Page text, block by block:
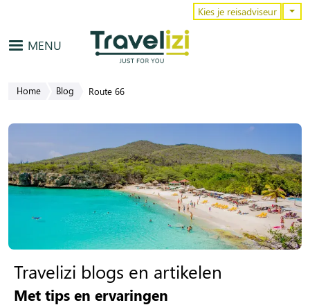
Overslaan en naar de inhoud gaan
MENU
Kies je reisadviseur
Home Blog Route 66
Travelizi blogs en artikelen
Met tips en ervaringen